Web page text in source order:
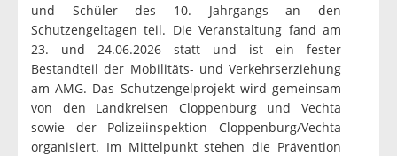
und Schüler des 10. Jahrgangs an den
Schutzengeltagen teil. Die Veranstaltung fand am
23. und 24.06.2026 statt und ist ein fester
Bestandteil der Mobilitäts- und Verkehrserziehung
am AMG. Das Schutzengelprojekt wird gemeinsam
von den Landkreisen Cloppenburg und Vechta
sowie der Polizeiinspektion Cloppenburg/Vechta
organisiert. Im Mittelpunkt stehen die Prävention